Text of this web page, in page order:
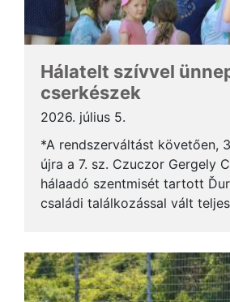
Hálatelt szívvel
cserkészek
2026. július 5.
*A rendszerváltást követően,
újra a 7. sz. Czuczor Gergely
hálaadó szentmisét tartott
családi találkozással vált